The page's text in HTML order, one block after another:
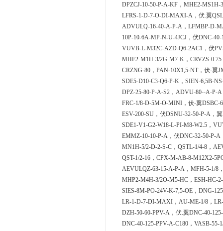
DPZCJ-10-50-P-A-KF，MHE2-
LFRS-1-D-7-O-DI-MAXI-A，伏.翼
ADVULQ-16-40-A-P-A，LFMBP-D-
10P-10-6A-MP-N-U-4JCJ，伏DNC-
VUVB-L-M32C-AZD-Q6-2AC1，伏
MHE2-M1H-3/2G-M7-K，CRVZS-
CRZNG-80，PAN-10X1,5-NT，伏-翼
SDE5-D10-C3-Q6-P-K，SIEN-6,5B-
DPZ-25-80-P-A-S2，ADVU-80--A-P-
FRC-1/8-D-5M-O-MINI，伏-翼DSBC-
ESV-200-SU，伏DSNU-32-50-P-A，
SDE1-V1-G2-W18-L-PI-M8-W2.5，
EMMZ-10-10-P-A，伏DNC-32-50-P-A
MN1H-5/2-D-2-S-C，QSTL-1/4-8，
QST-1/2-16，CPX-M-AB-8-M12X2-
AEVULQZ-63-15-A-P-A，MFH-5-1/8
MHP2-M4H-3/2O-M5-HC，ESH-HC-
SIES-8M-PO-24V-K-7,5-OE，DNG-
LR-1-D-7-DI-MAXI，AU-ME-1/8，
DZH-50-60-PPV-A，伏.翼DNC-40-
DNC-40-125-PPV-A-C180，VASB-